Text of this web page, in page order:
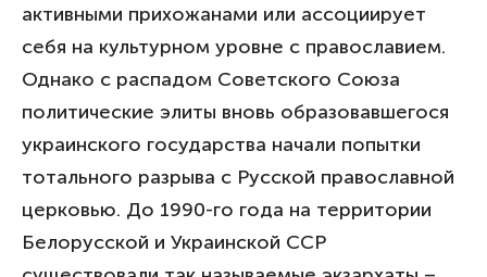
активными прихожанами или ассоциирует
себя на культурном уровне с православием.
Однако с распадом Советского Союза
политические элиты вновь образовавшегося
украинского государства начали попытки
тотального разрыва с Русской православной
церковью. До 1990-го года на территории
Белорусской и Украинской ССР